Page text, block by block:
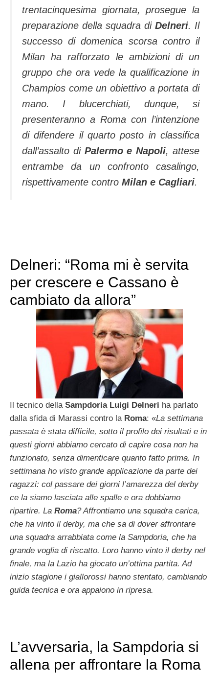
trentacinquesima giornata, prosegue la
preparazione della squadra diDelneri. Il
successo di domenica scorsa contro il
Milan ha rafforzato le ambizioni di un
gruppo che ora vede la qualificazione in
Champios come un obiettivo a portata di
mano. I blucerchiati, dunque, si
presenteranno a Roma con l’intenzione
di difendere il quarto posto in classifica
dall’assalto di Palermo e Napoli, attese
entrambe da un confronto casalingo,
rispettivamente contro Milan e Cagliari.
Delneri: “Roma mi è servita
per crescere e Cassano è
cambiato da allora”
Il tecnico della Sampdoria Luigi Delneri ha parlato
dalla sfida di Marassi contro la Roma: «La settimana
passata è stata difficile, sotto il profilo dei risultati e in
questi giorni abbiamo cercato di capire cosa non ha
funzionato, senza dimenticare quanto fatto prima. In
settimana ho visto grande applicazione da parte dei
ragazzi: col passare dei giorni l’amarezza del derby
ce la siamo lasciata alle spalle e ora dobbiamo
ripartire. La Roma? Affrontiamo una squadra carica,
che ha vinto il derby, ma che sa di dover affrontare
una squadra arrabbiata come la Sampdoria, che ha
grande voglia di riscatto. Loro hanno vinto il derby nel
finale, ma la Lazio ha giocato un’ottima partita. Ad
inizio stagione i giallorossi hanno stentato, cambiando
guida tecnica e ora appaiono in ripresa.
L’avversaria, la Sampdoria si
allena per affrontare la Roma